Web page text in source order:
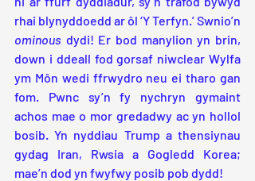
ominous dydi! Er bod manylion yn brin,
down i ddeall fod gorsaf niwclear Wylfa
ym Môn wedi ffrwydro neu ei tharo gan
fom. Pwnc sy’n fy nychryn gymaint
achos mae o mor gredadwy ac yn hollol
bosib. Yn nyddiau Trump a thensiynau
gydag Iran, Rwsia a Gogledd Korea;
mae’n dod yn fwyfwy posib pob dydd!